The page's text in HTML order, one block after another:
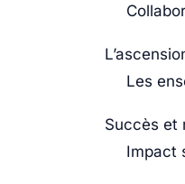
Les
Succès et
Impact